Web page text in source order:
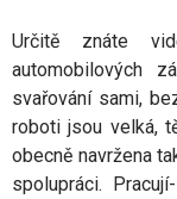
Určitě znáte
automobilových
svařování sami,
roboti jsou velká,
obecně navržena
spolupráci.